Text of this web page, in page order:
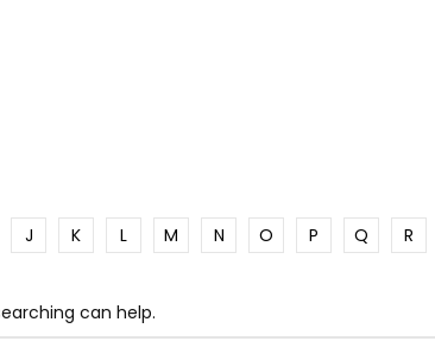
J K L M N O P Q R
can help.